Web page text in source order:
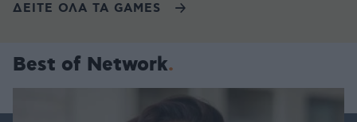
ΔΕΙΤΕ ΟΛΑ ΤΑ GAMES
Best of Network